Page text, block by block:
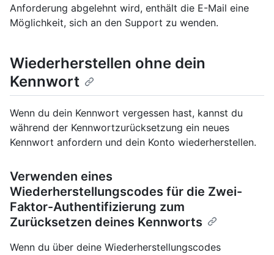
Anforderung abgelehnt wird, enthält die E-Mail eine
Möglichkeit, sich an den Support zu wenden.
Wiederherstellen ohne dein
Kennwort
Wenn du dein Kennwort vergessen hast, kannst du
während der Kennwortzurücksetzung ein neues
Kennwort anfordern und dein Konto wiederherstellen.
Verwenden eines
Wiederherstellungscodes für die Zwei-
Faktor-Authentifizierung zum
Zurücksetzen deines Kennworts
Wenn du über deine Wiederherstellungscodes